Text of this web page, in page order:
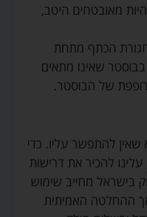
מאובטחים היטב,
חגורת הכתף מתחת
שאינו מתאים
של הבוסטר.
שאין להתפשר עליו. כדי
להכיר את דרישות
בישראל מחייב שימוש
לילדים בגילאי 3-8, אך ההחלטה האמיתית